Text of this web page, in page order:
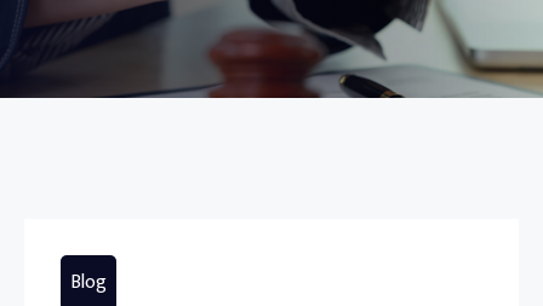
Blog